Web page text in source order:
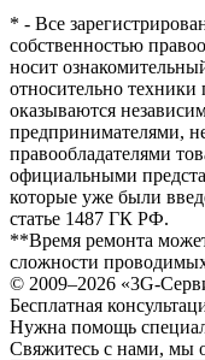
* - Все
собственностью
носит
относительно техники
оказываются
предпринимателями,
правообладателями
официальными
которые уже были
статье 1487 ГК РФ.
**Время ремонта
сложности
© 2009–2026 «3G-
Бесплатная
Нужна помощь
Свяжитесь с нами, мы